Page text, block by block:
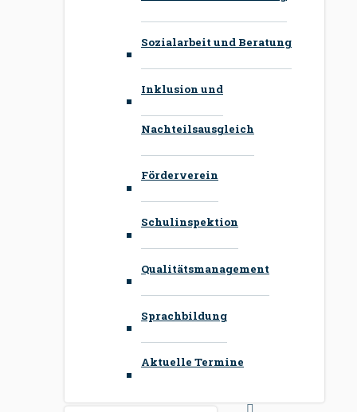
Sozialarbeit und Beratung
Inklusion und
Nachteilsausgleich
Förderverein
Schulinspektion
Qualitätsmanagement
Sprachbildung
Aktuelle Termine